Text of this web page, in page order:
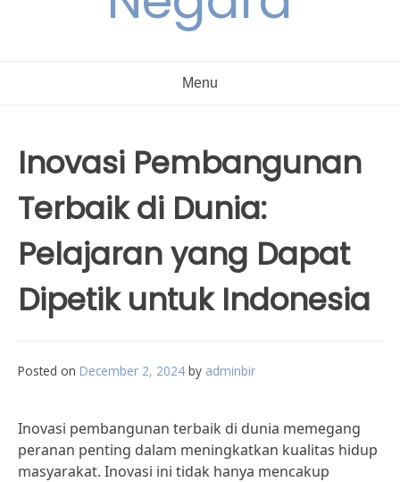
Menu
Inovasi Pembangunan
Terbaik di Dunia:
Pelajaran yang Dapat
Dipetik untuk Indonesia
Posted on December 2, 2024 by adminbir
Inovasi pembangunan terbaik di dunia memegang
peranan penting dalam meningkatkan kualitas hidup
masyarakat. Inovasi ini tidak hanya mencakup